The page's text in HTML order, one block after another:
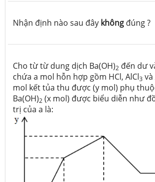
Nhận định nào sau đây không đúng ?
Cho từ từ dung dịch Ba(OH)2 đến dư
chứa a mol hỗn hợp gồm HCl, AlCl3 và
mol kết tủa thu được (y mol) phụ
Ba(OH)2 (x mol) được biểu diễn như
trị của a là: